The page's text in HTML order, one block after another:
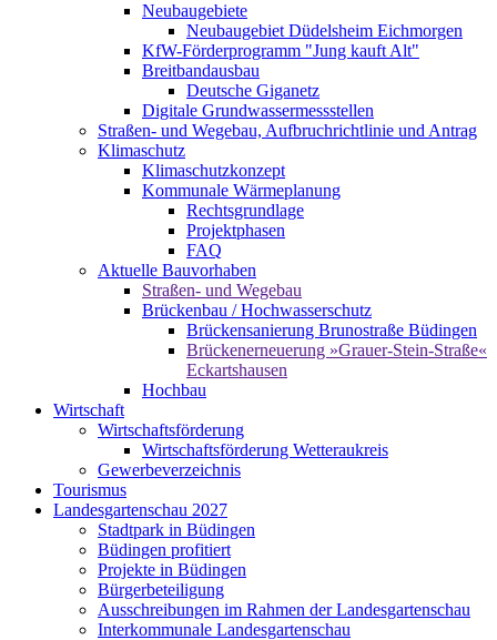
Neubaugebiete
Neubaugebiet Düdelsheim Eichmorgen
KfW-Förderprogramm "Jung kauft Alt"
Breitbandausbau
Deutsche Giganetz
Digitale Grundwassermessstellen
Straßen- und Wegebau, Aufbruchrichtlinie und Antrag
Klimaschutz
Klimaschutzkonzept
Kommunale Wärmeplanung
Rechtsgrundlage
Projektphasen
FAQ
Aktuelle Bauvorhaben
Straßen- und Wegebau
Brückenbau / Hochwasserschutz
Brückensanierung Brunostraße Büdingen
Brückenerneuerung »Grauer-Stein-Straße«
Eckartshausen
Hochbau
Wirtschaft
Wirtschaftsförderung
Wirtschaftsförderung Wetteraukreis
Gewerbeverzeichnis
Tourismus
Landesgartenschau 2027
Stadtpark in Büdingen
Büdingen profitiert
Projekte in Büdingen
Bürgerbeteiligung
Ausschreibungen im Rahmen der Landesgartenschau
Interkommunale Landesgartenschau